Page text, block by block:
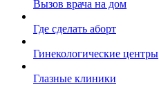
Вызов врача на дом
Где сделать аборт
Гинекологические центры
Глазные клиники